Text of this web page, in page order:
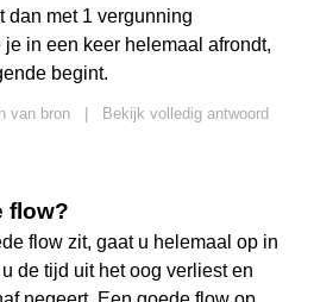
dan met 1 vergunning
in een keer helemaal afrondt,
begint.
van bron
Bekijk volledig antwoord
flow?
flow zit, gaat u helemaal op in
de tijd uit het oog verliest en